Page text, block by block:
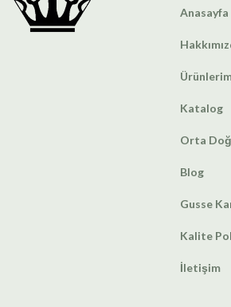
Anasayfa
Katalog
Orta
Blog
Gusse
Kalite
İletişim